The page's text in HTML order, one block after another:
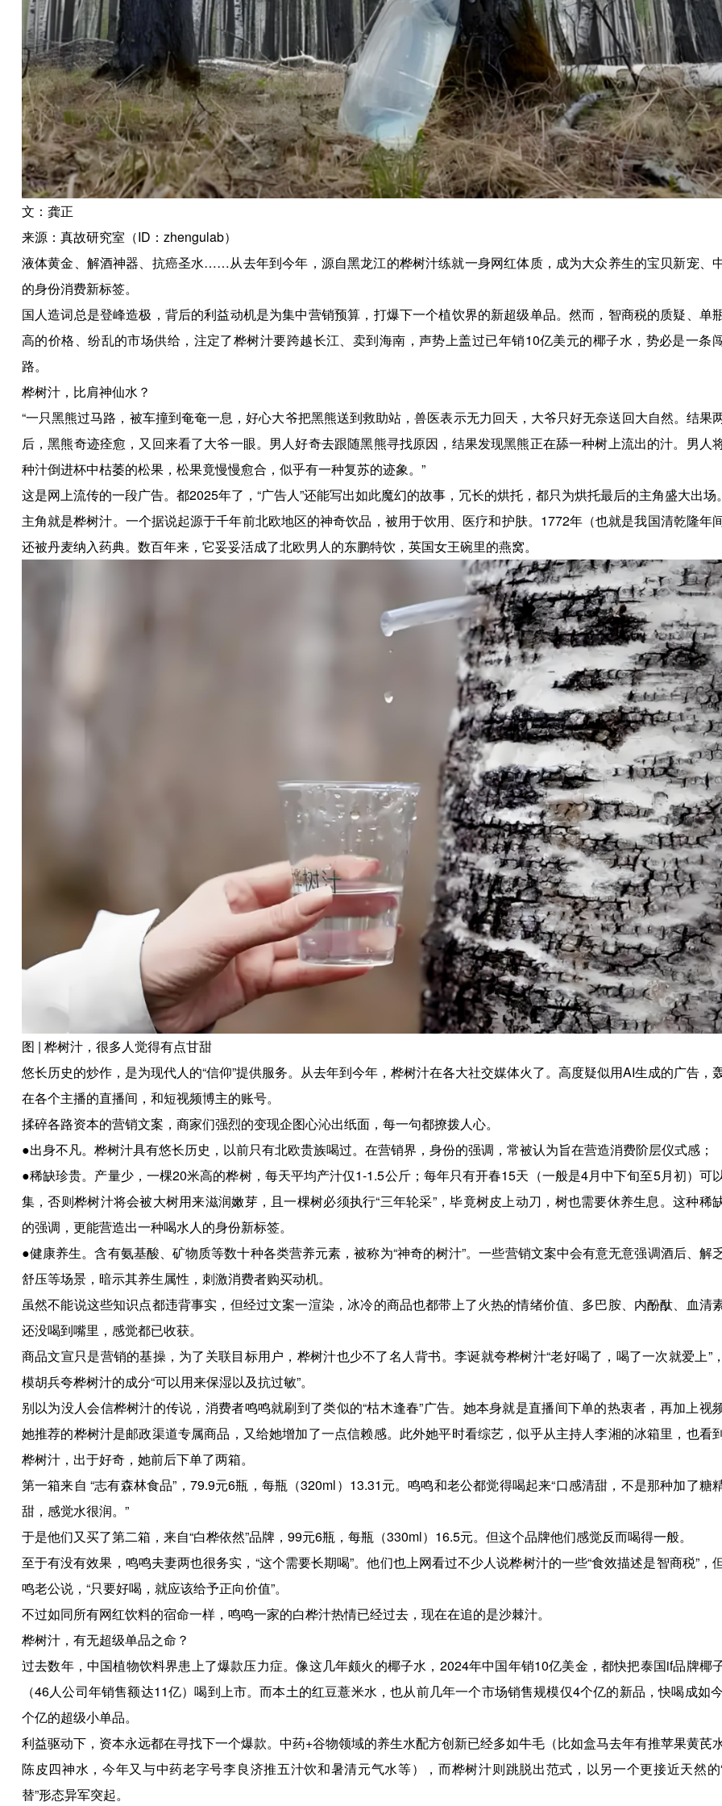
文：龚正
来源：真故研究室（ID：zhengulab）
液体黄金、解酒神器、抗癌圣水……从去年到今年，源自黑龙江的桦树汁练就一身网红体质，成为大众养生的宝贝新宠、
的身份消费新标签。
国人造词总是登峰造极，背后的利益动机是为集中营销预算，打爆下一个植饮界的新超级单品。然而，智商税的质疑、单
高的价格、纷乱的市场供给，注定了桦树汁要跨越长江、卖到海南，声势上盖过已年销10亿美元的椰子水，势必是一条
路。
桦树汁，比肩神仙水？
“一只黑熊过马路，被车撞到奄奄一息，好心大爷把黑熊送到救助站，兽医表示无力回天，大爷只好无奈送回大自然。结果
后，黑熊奇迹痊愈，又回来看了大爷一眼。男人好奇去跟随黑熊寻找原因，结果发现黑熊正在舔一种树上流出的汁。男人
种汁倒进杯中枯萎的松果，松果竟慢慢愈合，似乎有一种复苏的迹象。”
这是网上流传的一段广告。都2025年了，“广告人”还能写出如此魔幻的故事，冗长的烘托，都只为烘托最后的主角盛大出场
主角就是桦树汁。一个据说起源于千年前北欧地区的神奇饮品，被用于饮用、医疗和护肤。1772年（也就是我国清乾隆年
还被丹麦纳入药典。数百年来，它妥妥活成了北欧男人的东鹏特饮，英国女王碗里的燕窝。
图 | 桦树汁，很多人觉得有点甘甜
悠长历史的炒作，是为现代人的“信仰”提供服务。从去年到今年，桦树汁在各大社交媒体火了。高度疑似用AI生成的广告，
在各个主播的直播间，和短视频博主的账号。
揉碎各路资本的营销文案，商家们强烈的变现企图心沁出纸面，每一句都撩拨人心。
●出身不凡。桦树汁具有悠长历史，以前只有北欧贵族喝过。在营销界，身份的强调，常被认为旨在营造消费阶层仪式感；
●稀缺珍贵。产量少，一棵20米高的桦树，每天平均产汁仅1-1.5公斤；每年只有开春15天（一般是4月中下旬至5月初）可
集，否则桦树汁将会被大树用来滋润嫩芽，且一棵树必须执行“三年轮采”，毕竟树皮上动刀，树也需要休养生息。这种稀
的强调，更能营造出一种喝水人的身份新标签。
●健康养生。含有氨基酸、矿物质等数十种各类营养元素，被称为“神奇的树汁”。一些营销文案中会有意无意强调酒后、解
舒压等场景，暗示其养生属性，刺激消费者购买动机。
虽然不能说这些知识点都违背事实，但经过文案一渲染，冰冷的商品也都带上了火热的情绪价值、多巴胺、内酚酞、血清
还没喝到嘴里，感觉都已收获。
商品文宣只是营销的基操，为了关联目标用户，桦树汁也少不了名人背书。李诞就夸桦树汁“老好喝了，喝了一次就爱上”
模胡兵夸桦树汁的成分“可以用来保湿以及抗过敏”。
别以为没人会信桦树汁的传说，消费者鸣鸣就刷到了类似的“枯木逢春”广告。她本身就是直播间下单的热衷者，再加上视
她推荐的桦树汁是邮政渠道专属商品，又给她增加了一点信赖感。此外她平时看综艺，似乎从主持人李湘的冰箱里，也看
桦树汁，出于好奇，她前后下单了两箱。
第一箱来自 “志有森林食品”，79.9元6瓶，每瓶（320ml）13.31元。鸣鸣和老公都觉得喝起来“口感清甜，不是那种加了糖
甜，感觉水很润。”
于是他们又买了第二箱，来自“白桦依然”品牌，99元6瓶，每瓶（330ml）16.5元。但这个品牌他们感觉反而喝得一般。
至于有没有效果，鸣鸣夫妻两也很务实，“这个需要长期喝”。他们也上网看过不少人说桦树汁的一些“食效描述是智商税”，
鸣老公说，“只要好喝，就应该给予正向价值”。
不过如同所有网红饮料的宿命一样，鸣鸣一家的白桦汁热情已经过去，现在在追的是沙棘汁。
桦树汁，有无超级单品之命？
过去数年，中国植物饮料界患上了爆款压力症。像这几年颇火的椰子水，2024年中国年销10亿美金，都快把泰国if品牌椰
（46人公司年销售额达11亿）喝到上市。而本土的红豆薏米水，也从前几年一个市场销售规模仅4个亿的新品，快喝成如
个亿的超级小单品。
利益驱动下，资本永远都在寻找下一个爆款。中药+谷物领域的养生水配方创新已经多如牛毛（比如盒马去年有推苹果黄芪
陈皮四神水，今年又与中药老字号李良济推五汁饮和暑清元气水等），而桦树汁则跳脱出范式，以另一个更接近天然的
替”形态异军突起。